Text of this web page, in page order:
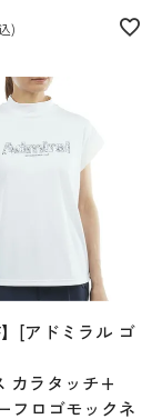
】[アドミラル ゴ
カラタッチ+
フロゴモックネ